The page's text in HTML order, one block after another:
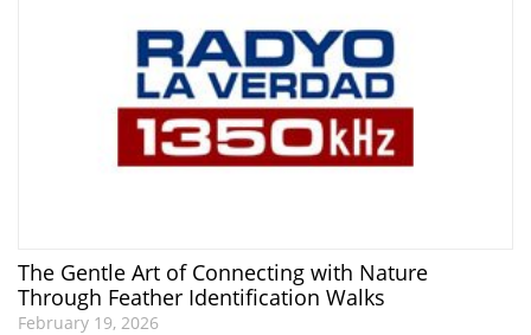
The Gentle Art of Connecting with Nature
Through Feather Identification Walks
February 19, 2026